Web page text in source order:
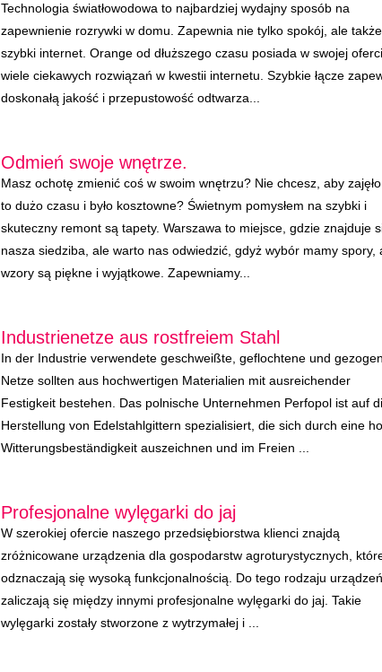
Technologia światłowodowa to najbardziej wydajny sposób na
zapewnienie rozrywki w domu. Zapewnia nie tylko spokój, ale także
szybki internet. Orange od dłuższego czasu posiada w swojej
wiele ciekawych rozwiązań w kwestii internetu. Szybkie łącze
doskonałą jakość i przepustowość odtwarza...
Odmień swoje wnętrze.
Masz ochotę zmienić coś w swoim wnętrzu? Nie chcesz, aby
to dużo czasu i było kosztowne? Świetnym pomysłem na szybki i
skuteczny remont są tapety. Warszawa to miejsce, gdzie znajduje
nasza siedziba, ale warto nas odwiedzić, gdyż wybór mamy spory,
wzory są piękne i wyjątkowe. Zapewniamy...
Industrienetze aus rostfreiem Stahl
In der Industrie verwendete geschweißte, geflochtene und
Netze sollten aus hochwertigen Materialien mit ausreichender
Festigkeit bestehen. Das polnische Unternehmen Perfopol ist auf
Herstellung von Edelstahlgittern spezialisiert, die sich durch eine
Witterungsbeständigkeit auszeichnen und im Freien ...
Profesjonalne wylęgarki do jaj
W szerokiej ofercie naszego przedsiębiorstwa klienci znajdą
zróżnicowane urządzenia dla gospodarstw agroturystycznych,
odznaczają się wysoką funkcjonalnością. Do tego rodzaju urządzeń
zaliczają się między innymi profesjonalne wylęgarki do jaj. Takie
wylęgarki zostały stworzone z wytrzymałej i ...